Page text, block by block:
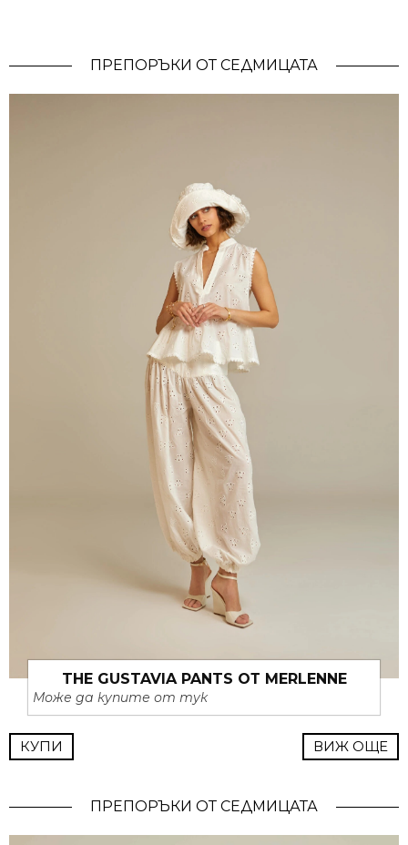
ПРЕПОРЪКИ ОТ СЕДМИЦАТА
THE GUSTAVIA PANTS ОТ MERLENNE
Може да купите от тук
КУПИ ВИЖ ОЩЕ
ПРЕПОРЪКИ ОТ СЕДМИЦАТА